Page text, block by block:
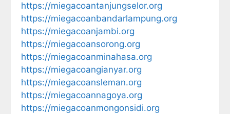
https://miegacoantanjungselor.org
https://miegacoanbandarlampung.org
https://miegacoanjambi.org
https://miegacoansorong.org
https://miegacoanminahasa.org
https://miegacoangianyar.org
https://miegacoansleman.org
https://miegacoannagoya.org
https://miegacoanmongonsidi.org